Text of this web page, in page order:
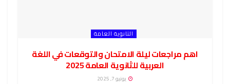
الثانوية العامة
اهم مراجعات ليلة الامتحان والتوقعات في اللغة
العربية للثانوية العامة 2025
يونيو 7, 2025